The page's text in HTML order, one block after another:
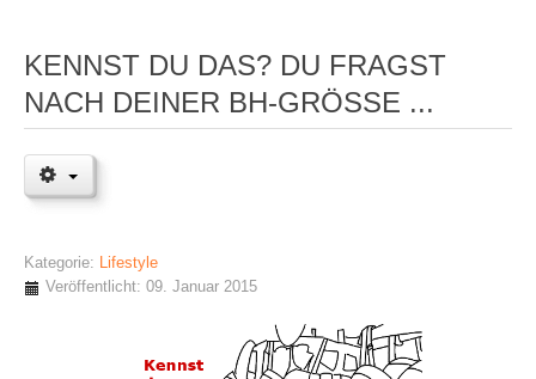
KENNST DU DAS? DU FRAGST
NACH DEINER BH-GRÖSSE ...
Kategorie:
Lifestyle
Veröffentlicht: 09. Januar 2015